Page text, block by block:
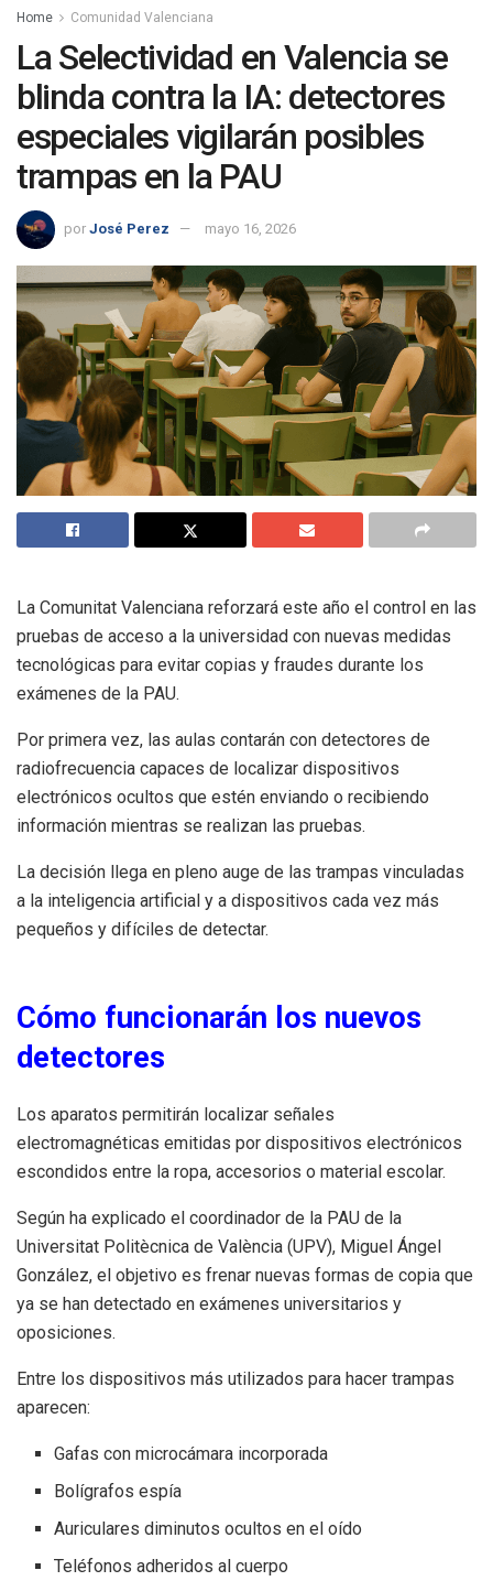
Home Comunidad Valenciana
La Selectividad en Valencia se
blinda contra la IA: detectores
especiales vigilarán posibles
trampas en la PAU
por José Perez mayo 16, 2026
La Comunitat Valenciana reforzará este año el control en las
pruebas de acceso a la universidad con nuevas medidas
tecnológicas para evitar copias y fraudes durante los
exámenes de la PAU.
Por primera vez, las aulas contarán con detectores de
radiofrecuencia capaces de localizar dispositivos
electrónicos ocultos que estén enviando o recibiendo
información mientras se realizan las pruebas.
La decisión llega en pleno auge de las trampas vinculadas
a la inteligencia artificial y a dispositivos cada vez más
pequeños y difíciles de detectar.
Cómo funcionarán los nuevos
detectores
Los aparatos permitirán localizar señales
electromagnéticas emitidas por dispositivos electrónicos
escondidos entre la ropa, accesorios o material escolar.
Según ha explicado el coordinador de la PAU de la
Universitat Politècnica de València (UPV), Miguel Ángel
González, el objetivo es frenar nuevas formas de copia que
ya se han detectado en exámenes universitarios y
oposiciones.
Entre los dispositivos más utilizados para hacer trampas
aparecen:
Gafas con microcámara incorporada
Bolígrafos espía
Auriculares diminutos ocultos en el oído
Teléfonos adheridos al cuerpo